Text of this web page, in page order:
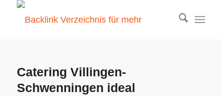
Catering Villingen-
Schwenningen ideal